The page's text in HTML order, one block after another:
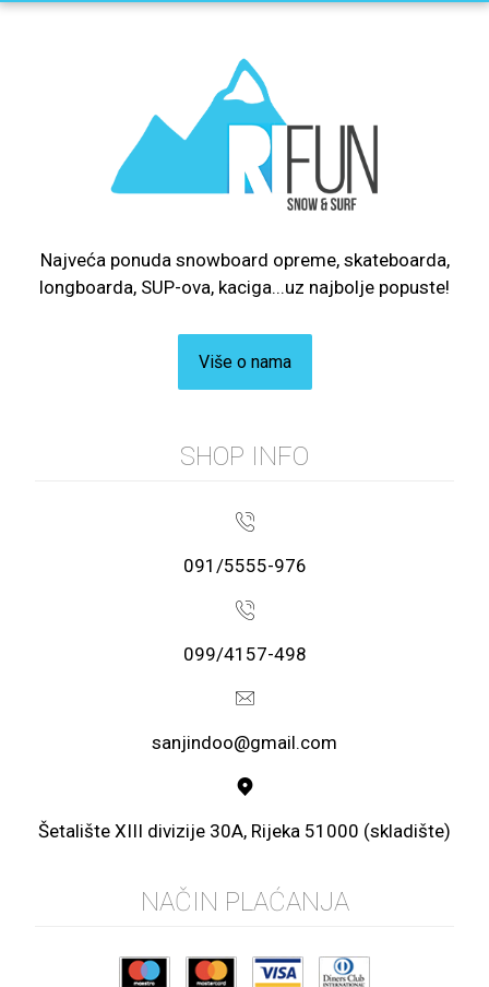
Najveća ponuda snowboard opreme, skateboarda,
longboarda, SUP-ova, kaciga...uz najbolje popuste!
Više o nama
SHOP INFO
091/5555-976
099/4157-498
sanjindoo@gmail.com
Šetalište XIII divizije 30A, Rijeka 51000 (skladište)
NAČIN PLAĆANJA